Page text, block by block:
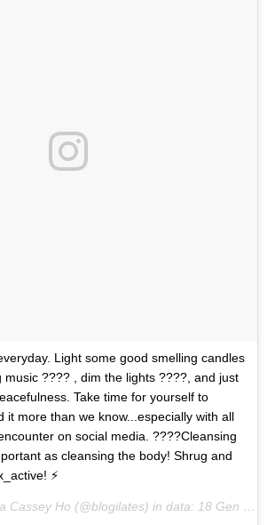
Light some good smelling candles
music ???? , dim the lights ????, and just
Take time for yourself to
it more than we know...especially with all
on social media. ????Cleansing
as cleansing the body! Shrug and
⚡️
Cassey Ho (@blogilates) in data: 18 Gen 2017 alle ore 16:15 PST